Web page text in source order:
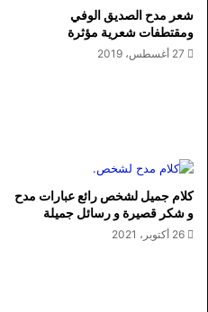
شعر مدح الصديق الوفي
ومقتطفات شعرية مؤثرة
27 أغسطس، 2019
كلام جميل لشخص رائع عبارات مدح
و شكر قصيرة و رسائل جميلة
26 أكتوبر، 2021